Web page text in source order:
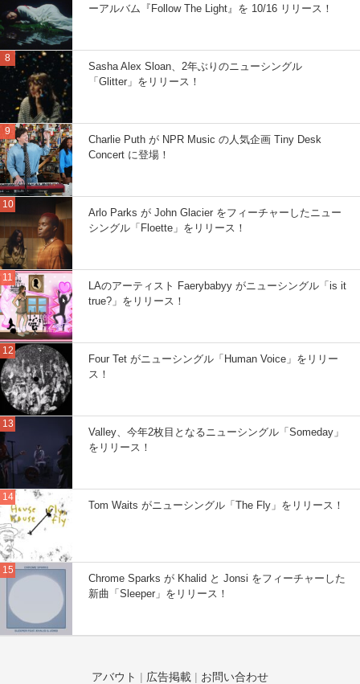
ーアルバム『Follow The Light』を 10/16 リリース！
Sasha Alex Sloan、2年ぶりのニューシングル
「Glitter」をリリース！
Charlie Puth が NPR Music の人気企画 Tiny Desk
Concert に登場！
Arlo Parks が John Glacier をフィーチャーしたニュー
シングル「Floette」をリリース！
LAのアーティスト Faerybabyy がニューシングル「is it
true?」をリリース！
Four Tet がニューシングル「Human Voice」をリリー
ス！
Valley、今年2枚目となるニューシングル「Someday」
をリリース！
Tom Waits がニューシングル「The Fly」をリリース！
Chrome Sparks が Khalid と Jonsi をフィーチャーした
新曲「Sleeper」をリリース！
アバウト | 広告掲載 | お問い合わせ